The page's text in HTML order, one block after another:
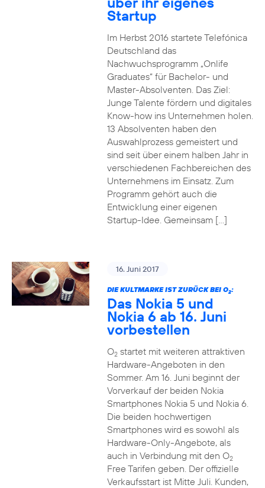
Startup
Im Herbst 2016 startete Telefónica
Deutschland das
Nachwuchsprogramm „Onlife
Graduates“ für Bachelor- und
Master-Absolventen. Das Ziel:
Junge Talente fördern und digitales
Know-how ins Unternehmen holen.
13 Absolventen haben den
Auswahlprozess gemeistert und
sind seit über einem halben Jahr in
verschiedenen Fachbereichen des
Unternehmens im Einsatz. Zum
Programm gehört auch die
Entwicklung einer eigenen
Startup-Idee. Gemeinsam […]
16. Juni 2017
DIE KULTMARKE IST ZURÜCK BEI O2:
Das Nokia 5 und
Nokia 6 ab 16. Juni
vorbestellen
O2startet mit weiteren attraktiven
Hardware-Angeboten in den
Sommer. Am 16. Juni beginnt der
Vorverkauf der beiden Nokia
Smartphones Nokia 5 und Nokia 6.
Die beiden hochwertigen
Smartphones wird es sowohl als
Hardware-Only-Angebote, als
auch in Verbindung mit den O2
Free Tarifen geben. Der offizielle
Verkaufsstart ist Mitte Juli. Kunden,